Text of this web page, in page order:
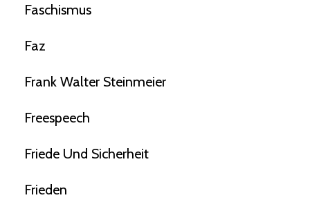
Faschismus
Faz
Frank Walter Steinmeier
Freespeech
Friede Und Sicherheit
Frieden